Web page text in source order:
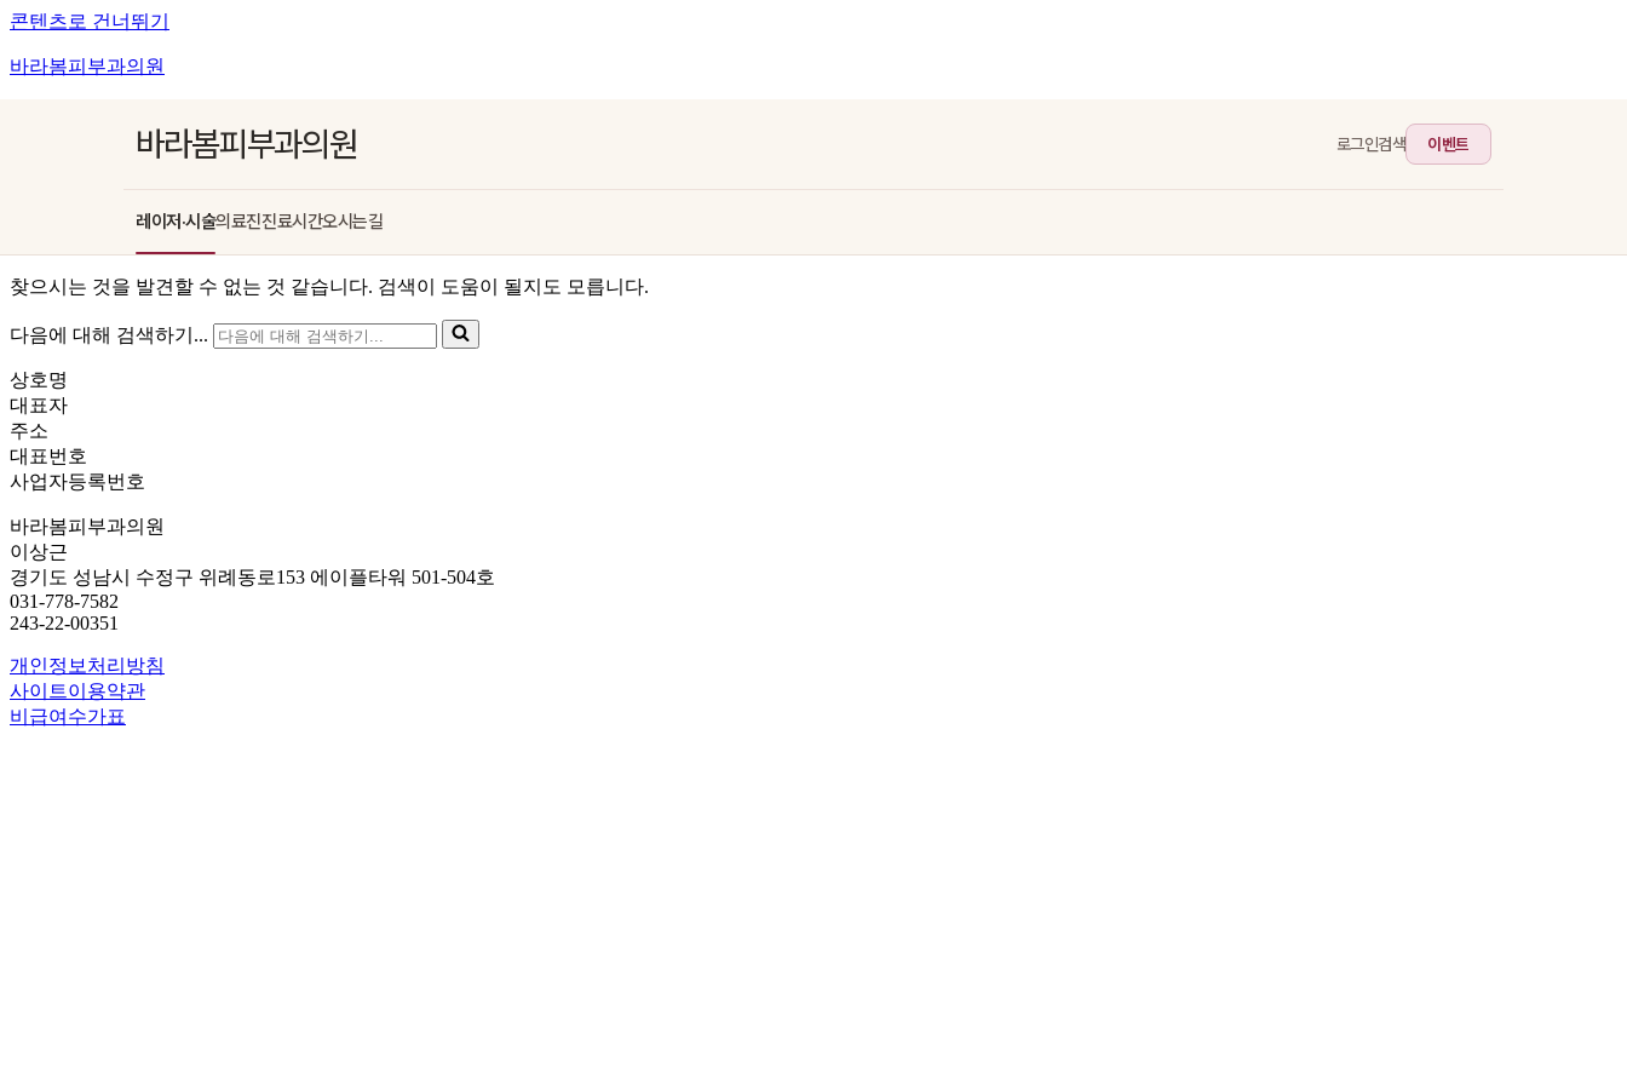
콘텐츠로 건너뛰기
바라봄피부과의원
바라봄피부과의원 로그인검색 이벤트
레이저·시술의료진진료시간오시는길
찾으시는 것을 발견할 수 없는 것 같습니다. 검색이 도움이 될지도 모릅니다.
다음에 대해 검색하기...
상호명
대표자
주소
대표번호
사업자등록번호
바라봄피부과의원
이상근
경기도 성남시 수정구 위례동로153 에이플타워 501-504호
031-778-7582
243-22-00351
개인정보처리방침
사이트이용약관
비급여수가표